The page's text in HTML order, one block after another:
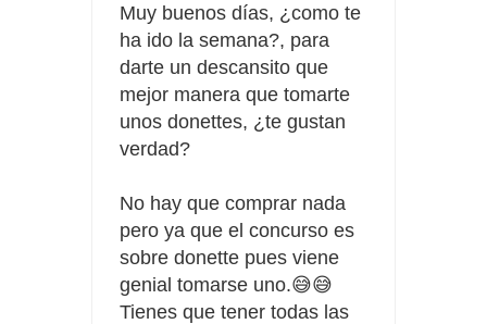
Muy buenos días, ¿como te
ha ido la semana?, para
darte un descansito que
mejor manera que tomarte
unos donettes, ¿te gustan
verdad?
No hay que comprar nada
pero ya que el concurso es
sobre donette pues viene
genial tomarse uno.😅😅
Tienes que tener todas las